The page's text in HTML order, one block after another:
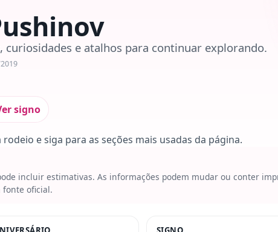
curiosidades e atalhos para continuar explorando.
signo
e siga para as seções mais usadas da página.
incluir estimativas. As informações podem mudar ou conter
fonte oficial.